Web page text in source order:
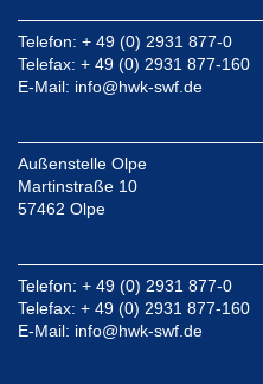
Telefon: + 49 (0) 2931 877-0
Telefax: + 49 (0) 2931 877-160
E-Mail: info@hwk-swf.de
Außenstelle Olpe
Martinstraße 10
57462 Olpe
Telefon: + 49 (0) 2931 877-0
Telefax: + 49 (0) 2931 877-160
E-Mail: info@hwk-swf.de